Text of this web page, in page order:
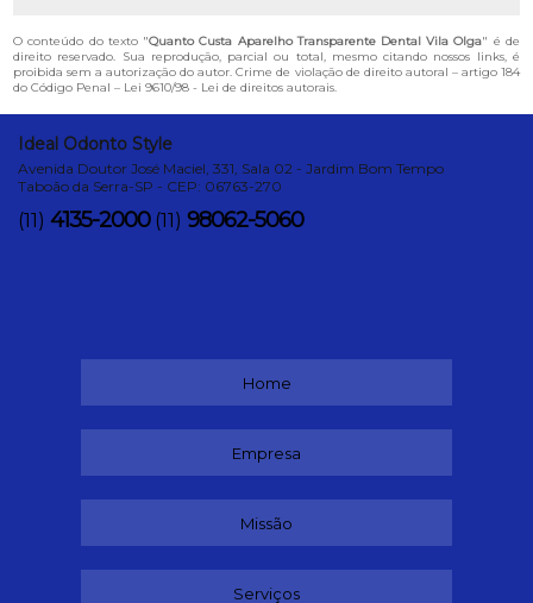
O conteúdo do texto "Quanto Custa Aparelho Transparente Dental Vila Olga" é de
direito reservado. Sua reprodução, parcial ou total, mesmo citando nossos links, é
proibida sem a autorização do autor. Crime de violação de direito autoral – artigo 184
do Código Penal – Lei 9610/98 - Lei de direitos autorais.
Ideal Odonto Style
Avenida Doutor José Maciel, 331, Sala 02 - Jardim Bom Tempo
Taboão da Serra-SP - CEP: 06763-270
(11) 4135-2000 (11) 98062-5060
Home
Empresa
Missão
Serviços